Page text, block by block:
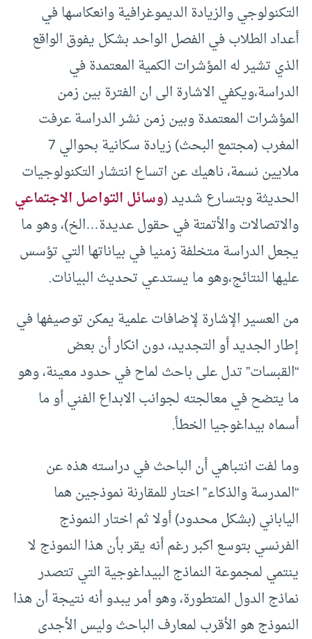
التكنولوجي والزيادة الديموغرافية وانعكاسها في
أعداد الطلاب في الفصل الواحد بشكل يفوق الواقع
الذي تشير له المؤشرات الكمية المعتمدة في
الدراسة،ويكفي الاشارة الى ان الفترة بين زمن
المؤشرات المعتمدة وبين زمن نشر الدراسة عرفت
المغرب (مجتمع البحث) زيادة سكانية بحوالي 7
ملايين نسمة، ناهيك عن اتساع انتشار التكنولوجيات
الحديثة وبتسارع شديد (وسائل التواصل الاجتماعي
والاتصالات والأتمتة في حقول عديدة…الخ)، وهو ما
يجعل الدراسة متخلفة زمنيا في بياناتها التي تؤسس
عليها النتائج،وهو ما يستدعي تحديث البيانات.
من العسير الإشارة لإضافات علمية يمكن توصيفها في
إطار الجديد أو التجديد، دون انكار أن بعض
“القبسات” تدل على باحث لماح في حدود معينة، وهو
ما يتضح في معالجته لجوانب الابداع الفني أو ما
أسماه بيداغوجيا الخطأ.
وما لفت انتباهي أن الباحث في دراسته هذه عن
“المدرسة والذكاء” اختار للمقارنة نموذجين هما
الياباني (بشكل محدود) أولا ثم اختار النموذج
الفرنسي بتوسع اكبر رغم أنه يقر بأن هذا النموذج لا
ينتمي لمجموعة النماذج البيداغوجية التي تتصدر
نماذج الدول المتطورة، وهو أمر يبدو أنه نتيجة أن هذا
النموذج هو الأقرب لمعارف الباحث وليس الأجدى